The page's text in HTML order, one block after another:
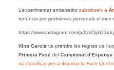
L’experimentat entrenadorsubstitueix a
renúncia per problemes personals el mes
https://www.instagram.com/p/
Kino García va prendre les regnes de
Primera Fasedel Campionat
va classificar per a disputar la Fase Or el